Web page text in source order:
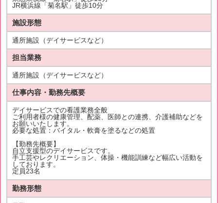
JR横浜線「菊名駅」徒歩10分
施設形態
通所施設（デイサービスなど）
担当業務
通所施設（デイサービスなど）
仕事内容・勤務先概要
デイサービスでの看護業務全般
ご利用者様の健康管理、配薬、医師との連携、介護補助などを
お願いいたします。
必要な処置：バイタル・軟膏を塗るなどの処置
【勤務先概要】
自立支援型のデイサービスです。
手工芸やレクリエーション、体操・機能訓練など幅広い活動を
しております。
定員23名
勤務形態